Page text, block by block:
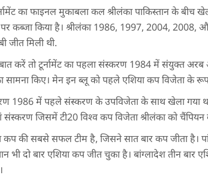
का फाइनल मुकाबला कल श्रीलंका पाकिस्तान के बीच
पर कब्जा किया है। श्रीलंका 1986, 1997, 2004, 2008,
जीत मिली थी.
करें तो टूर्नामेंट का पहला संस्करण 1984 में संयुक्त
किए। मेन इन ब्लू को पहले एशिया कप विजेता के रूप
1986 में पहले संस्करण के उपविजेता के साथ खेला गया
संस्करण जिसमें टी20 विश्व कप विजेता श्रीलंका को
कप की सबसे सफल टीम है, जिसने सात बार कप जीता है।
भी दो बार एशिया कप जीत चुका है। बांग्लादेश तीन